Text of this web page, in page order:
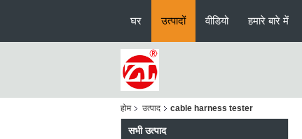
घर उत्पादों वीडियो हमारे बारे में
होम उत्पाद cable harness tester
सभी उत्पाद